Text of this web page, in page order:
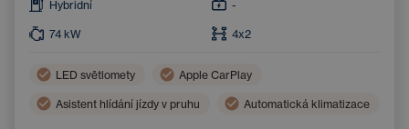
Hybridní -
74 kW 4x2
LED světlomety Apple CarPlay
Asistent hlídání jízdy v pruhu Automatická klimatizace